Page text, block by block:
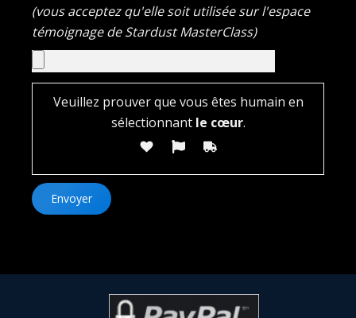
(vous acceptez qu'elle soit utilisée sur l'espace
témoignage de Stardust MasterClass)
Veuillez prouver que vous êtes humain en
sélectionnantle cœur.